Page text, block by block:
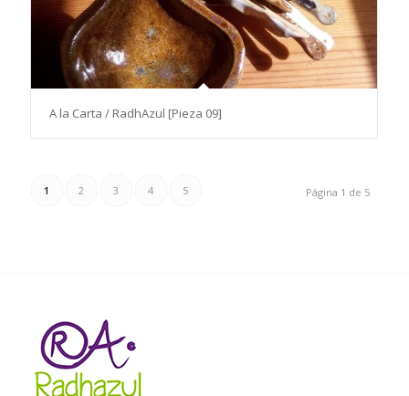
A la Carta / RadhAzul [Pieza 09]
Página 1 de 5
1 2 3 4 5